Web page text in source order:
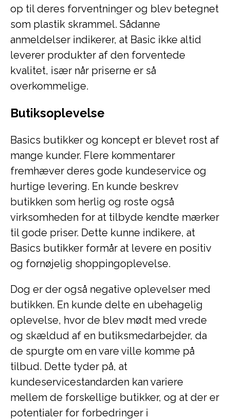
op til deres forventninger og blev betegnet
som plastik skrammel. Sådanne
anmeldelser indikerer, at Basic ikke altid
leverer produkter af den forventede
kvalitet, især når priserne er så
overkommelige.
Butiksoplevelse
Basics butikker og koncept er blevet rost af
mange kunder. Flere kommentarer
fremhæver deres gode kundeservice og
hurtige levering. En kunde beskrev
butikken som herlig og roste også
virksomheden for at tilbyde kendte mærker
til gode priser. Dette kunne indikere, at
Basics butikker formår at levere en positiv
og fornøjelig shoppingoplevelse.
Dog er der også negative oplevelser med
butikken. En kunde delte en ubehagelig
oplevelse, hvor de blev mødt med vrede
og skældud af en butiksmedarbejder, da
de spurgte om en vare ville komme på
tilbud. Dette tyder på, at
kundeservicestandarden kan variere
mellem de forskellige butikker, og at der er
potentialer for forbedringer i